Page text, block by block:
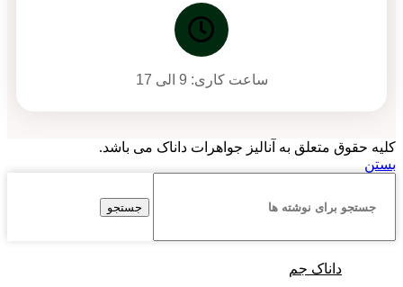
ساعت کاری: 9 الی 17
کلیه حقوق متعلق به آنالیز جواهرات داناک می باشد.
بستن
جستجو
داناک جم